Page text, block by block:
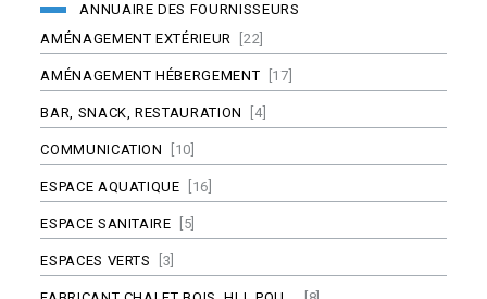
ANNUAIRE DES FOURNISSEURS
AMÉNAGEMENT EXTÉRIEUR [22]
AMÉNAGEMENT HÉBERGEMENT [17]
BAR, SNACK, RESTAURATION [4]
COMMUNICATION [10]
ESPACE AQUATIQUE [16]
ESPACE SANITAIRE [5]
ESPACES VERTS [3]